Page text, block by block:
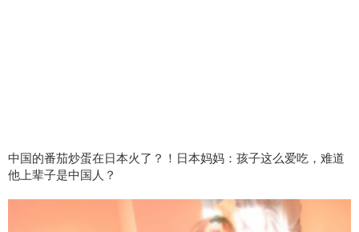
中国的番茄炒蛋在日本火了？！日本妈妈：孩子这么爱吃，难道
他上辈子是中国人？